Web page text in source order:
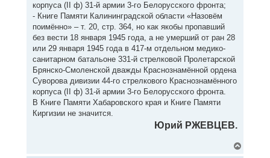
корпуса (II ф) 31-й армии 3-го Белорусского фронта;
- Книге Памяти Калининградской области «Назовём
поимённо» – т. 20, стр. 364, но как якобы пропавший
без вести 18 января 1945 года, а не умерший от ран 28
или 29 января 1945 года в 417-м отдельном медико-
санитарном батальоне 331-й стрелковой Пролетарской
Брянско-Смоленской дважды Краснознамённой ордена
Суворова дивизии 44-го стрелкового Краснознамённого
корпуса (II ф) 31-й армии 3-го Белорусского фронта.
В Книге Памяти Хабаровского края и Книге Памяти
Киргизии не значится.
Юрий РЖЕВЦЕВ.